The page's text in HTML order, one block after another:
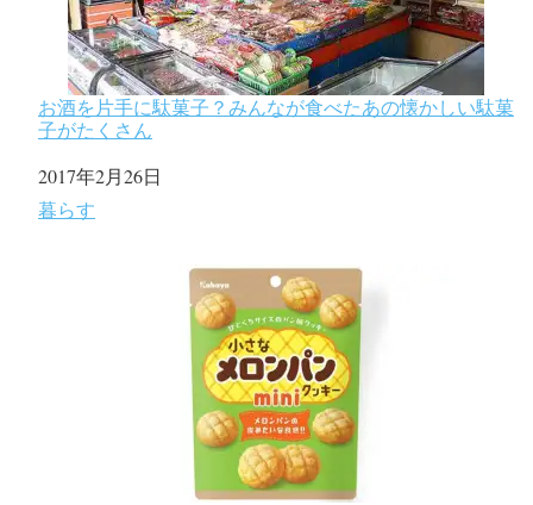
お酒を片手に駄菓子？みんなが食べたあの懐かしい駄菓
子がたくさん
日付
2017年2月26日
関連理由
暮らす